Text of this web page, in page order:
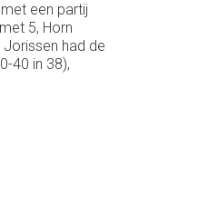
een partij
5, Horn
had de
40 in 38),